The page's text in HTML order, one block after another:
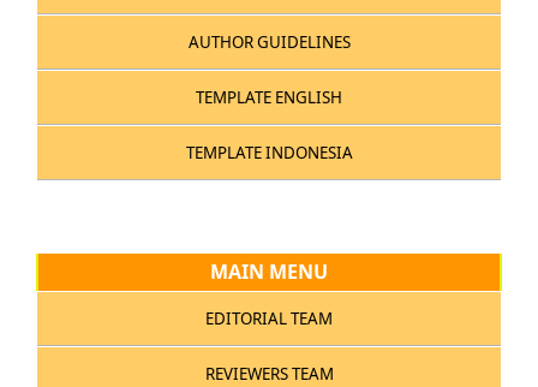
AUTHOR GUIDELINES
TEMPLATE ENGLISH
TEMPLATE INDONESIA
MAIN MENU
EDITORIAL TEAM
REVIEWERS TEAM